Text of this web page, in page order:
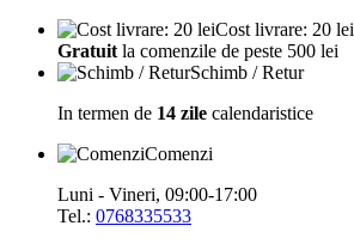
Cost livrare: 20 lei
Gratuit la comenzile de peste 500 lei
Schimb / Retur
In termen de 14 zile calendaristice
Comenzi
Luni - Vineri, 09:00-17:00
Tel.: 0768335533